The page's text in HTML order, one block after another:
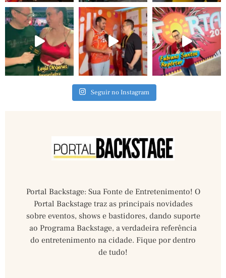
Seguir no Instagram
Portal Backstage: Sua Fonte de Entretenimento! O
Portal Backstage traz as principais novidades
sobre eventos, shows e bastidores, dando suporte
ao Programa Backstage, a verdadeira referência
do entretenimento na cidade. Fique por dentro
de tudo!